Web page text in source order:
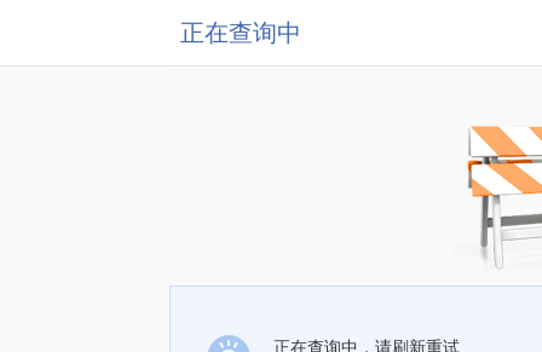
正在查询中
正在查询中，请刷新重试